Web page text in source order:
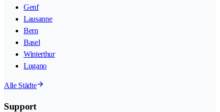
Genf
Lausanne
Bern
Basel
Winterthur
Lugano
Alle Städte
Support